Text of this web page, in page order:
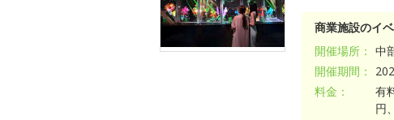
商業施設のイ
開催場所： 中
開催期間：
料金：
有
円